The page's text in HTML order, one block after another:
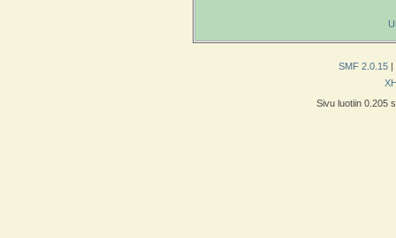
SMF 2.0.15 |
Sivu luotiin 0.205